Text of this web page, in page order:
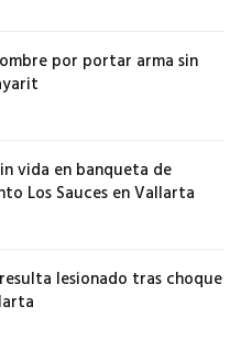
por portar arma sin
vida en banqueta de
Los Sauces en Vallarta
lesionado tras choque